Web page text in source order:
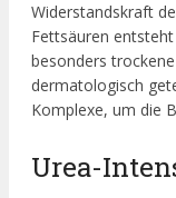
Widerstandskraft
Fettsäuren
besonders
dermatologisch
Komplexe, um die
Urea-